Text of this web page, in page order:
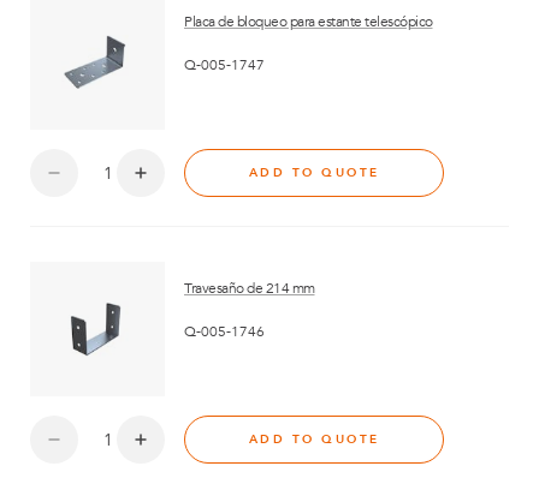
Placa de bloqueo para estante telescópico
Q-005-1747
ADD TO QUOTE
Travesaño de 214 mm
Q-005-1746
ADD TO QUOTE